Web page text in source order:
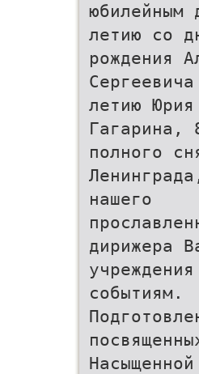
юбилейным
летию со
рождения
летию Юрия
Гагарина,
полного
нашего
дирижера
событиям.